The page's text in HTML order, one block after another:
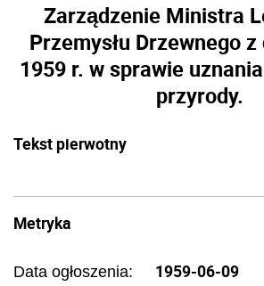
Zarządzenie Ministra
Przemysłu Drzewnego
1959 r. w sprawie
przyrody.
Tekst pierwotny
Metryka
Data ogłoszenia: 1959-06-09